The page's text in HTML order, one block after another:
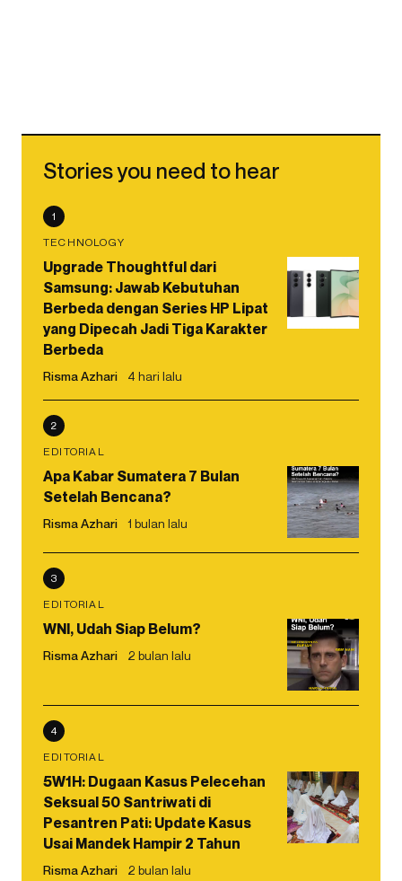
Stories you need to hear
1
TECHNOLOGY
Upgrade Thoughtful dari
Samsung: Jawab Kebutuhan
Berbeda dengan Series HP Lipat
yang Dipecah Jadi Tiga Karakter
Berbeda
Risma Azhari 4 hari lalu
2
EDITORIAL
Apa Kabar Sumatera 7 Bulan
Setelah Bencana?
Risma Azhari 1 bulan lalu
3
EDITORIAL
WNI, Udah Siap Belum?
Risma Azhari 2 bulan lalu
4
EDITORIAL
5W1H: Dugaan Kasus Pelecehan
Seksual 50 Santriwati di
Pesantren Pati: Update Kasus
Usai Mandek Hampir 2 Tahun
Risma Azhari 2 bulan lalu